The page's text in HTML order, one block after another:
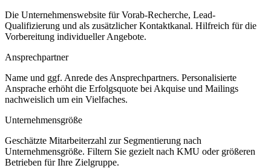
Die Unternehmenswebsite für Vorab-Recherche, Lead-
Qualifizierung und als zusätzlicher Kontaktkanal. Hilfreich für die
Vorbereitung individueller Angebote.
Ansprechpartner
Name und ggf. Anrede des Ansprechpartners. Personalisierte
Ansprache erhöht die Erfolgsquote bei Akquise und Mailings
nachweislich um ein Vielfaches.
Unternehmensgröße
Geschätzte Mitarbeiterzahl zur Segmentierung nach
Unternehmensgröße. Filtern Sie gezielt nach KMU oder größeren
Betrieben für Ihre Zielgruppe.